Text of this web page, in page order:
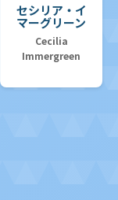
セシリア・イ
マーグリーン
Cecilia
Immergreen